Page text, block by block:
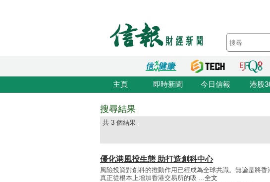
主頁 即時新聞 今日信報 港股
搜尋結果
共 3 個結果
優化港風投生態 助打造創科中心
風險投資對創科的推動作用已經成為全球共識。無論是將
真正從根本上增加香港交易所的吸 ...全文